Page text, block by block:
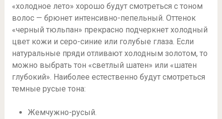
«холодное лето» хорошо будут смотреться с тоном
волос — брюнет интенсивно-пепельный. Оттенок
«черный тюльпан» прекрасно подчеркнет холодный
цвет кожи и серо-синие или голубые глаза. Если
натуральные пряди отливают холодным золотом, то
можно выбрать тон «светлый шатен» или «шатен
глубокий». Наиболее естественно будут смотреться
темные русые тона:
Жемчужно-русый.